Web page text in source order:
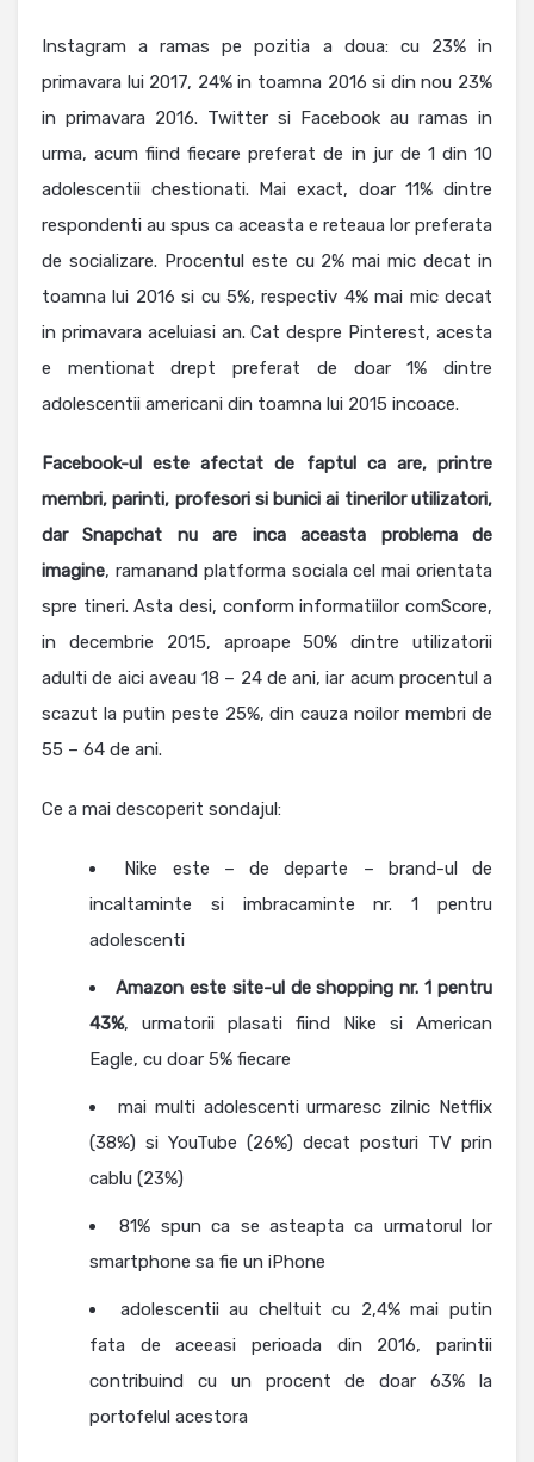
Instagram a ramas pe pozitia a doua: cu 23% in
primavara lui 2017, 24% in toamna 2016 si din nou 23%
in primavara 2016. Twitter si Facebook au ramas in
urma, acum fiind fiecare preferat de in jur de 1 din 10
adolescentii chestionati. Mai exact, doar 11% dintre
respondenti au spus ca aceasta e reteaua lor preferata
de socializare. Procentul este cu 2% mai mic decat in
toamna lui 2016 si cu 5%, respectiv 4% mai mic decat
in primavara aceluiasi an. Cat despre Pinterest, acesta
e mentionat drept preferat de doar 1% dintre
adolescentii americani din toamna lui 2015 incoace.
Facebook-ul este afectat de faptul ca are, printre
membri, parinti, profesori si bunici ai tinerilor utilizatori,
dar Snapchat nu are inca aceasta problema de
imagine, ramanand platforma sociala cel mai orientata
spre tineri. Asta desi, conform informatiilor comScore,
in decembrie 2015, aproape 50% dintre utilizatorii
adulti de aici aveau 18 – 24 de ani, iar acum procentul a
scazut la putin peste 25%, din cauza noilor membri de
55 – 64 de ani.
Ce a mai descoperit sondajul:
Nike este – de departe – brand-ul de
incaltaminte si imbracaminte nr. 1 pentru
adolescenti
Amazon este site-ul de shopping nr. 1 pentru
43%, urmatorii plasati fiind Nike si American
Eagle, cu doar 5% fiecare
mai multi adolescenti urmaresc zilnic Netflix
(38%) si YouTube (26%) decat posturi TV prin
cablu (23%)
81% spun ca se asteapta ca urmatorul lor
smartphone sa fie un iPhone
adolescentii au cheltuit cu 2,4% mai putin
fata de aceeasi perioada din 2016, parintii
contribuind cu un procent de doar 63% la
portofelul acestora